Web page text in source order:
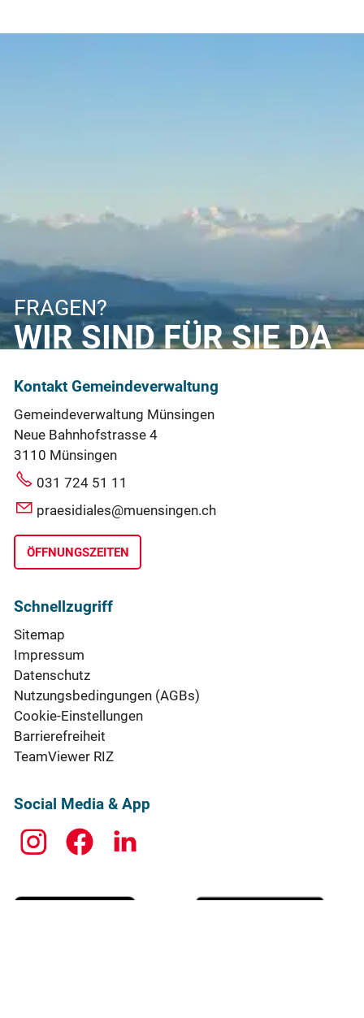
FRAGEN?
WIR SIND FÜR SIE DA
Kontakt Gemeindeverwaltung
Gemeindeverwaltung Münsingen
Neue Bahnhofstrasse 4
3110 Münsingen
031 724 51 11
praesidiales@muensingen.ch
ÖFFNUNGSZEITEN
Schnellzugriff
Sitemap
Impressum
Datenschutz
Nutzungsbedingungen (AGBs)
Cookie-Einstellungen
Barrierefreiheit
TeamViewer RIZ
Social Media & App